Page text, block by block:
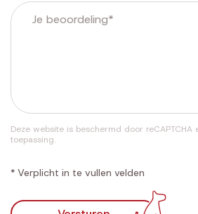
Deze website is beschermd door reCAPTCHA
toepassing.
* Verplicht in te vullen velden